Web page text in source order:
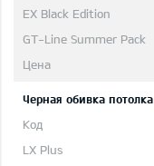
Черная обивка потолка